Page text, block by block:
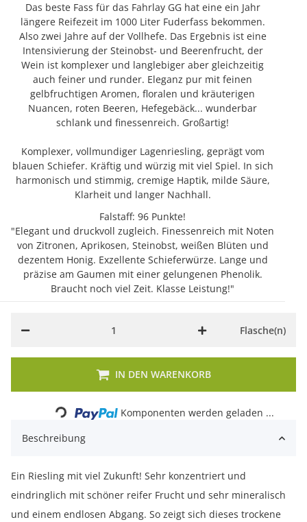
Das beste Fass für das Fahrlay GG hat eine ein Jahr
längere Reifezeit im 1000 Liter Fuderfass bekommen.
Also zwei Jahre auf der Vollhefe. Das Ergebnis ist eine
Intensivierung der Steinobst- und Beerenfrucht, der
Wein ist komplexer und langlebiger aber gleichzeitig
auch feiner und runder. Eleganz pur mit feinen
gelbfruchtigen Aromen, floralen und kräuterigen
Nuancen, roten Beeren, Hefegebäck... wunderbar
schlank und finessenreich. Großartig!
Komplexer, vollmundiger Lagenriesling, geprägt vom
blauen Schiefer. Kräftig und würzig mit viel Spiel. In sich
harmonisch und stimmig, cremige Haptik, milde Säure,
Klarheit und langer Nachhall.
Falstaff: 96 Punkte!
"Elegant und druckvoll zugleich. Finessenreich mit Noten
von Zitronen, Aprikosen, Steinobst, weißen Blüten und
dezentem Honig. Exzellente Schieferwürze. Lange und
präzise am Gaumen mit einer gelungenen Phenolik.
Braucht noch viel Zeit. Klasse Leistung!"
Flasche(n)
IN DEN WARENKORB
Loading...
Komponenten werden geladen ...
Beschreibung
Ein Riesling mit viel Zukunft! Sehr konzentriert und
eindringlich mit schöner reifer Frucht und sehr mineralisch
und einem endlosen Abgang. So zeigt sich dieses trockene